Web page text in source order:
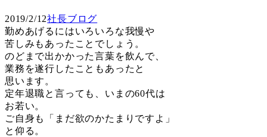
2019/2/12社長ブログ
勤めあげるにはいろいろな我慢や
苦しみもあったことでしょう。
のどまで出かかった言葉を飲んで、
業務を遂行したこともあったと
思います。
定年退職と言っても、いまの60代は
お若い。
ご自身も「まだ欲のかたまりですよ」
と仰る。